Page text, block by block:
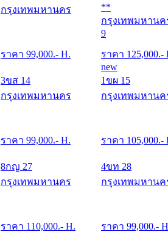
กรุงเทพมหานคร
ราคา 99,000.- H.
**
กรุงเทพมหานค
9
ราคา 125,000.-
3ขส 14
กรุงเทพมหานคร
ราคา 99,000.- H.
new
1ขผ 15
กรุงเทพมหานค
ราคา 105,000.-
8กญ 27
กรุงเทพมหานคร
ราคา 110,000.- H.
4ขท 28
กรุงเทพมหานค
ราคา 99,000.-